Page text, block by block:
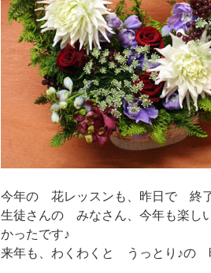
今年の 花レッスンも、昨日で 終了
生徒さんの みなさん、今年も楽
かったです♪
来年も、わくわくと うっとり♪の